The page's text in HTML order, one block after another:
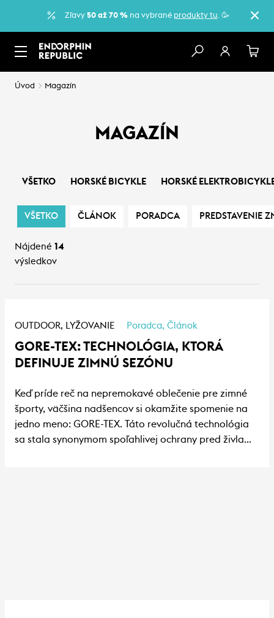
Zľavy 50 až 70 %na vybrané produkty tu. 🥳
Úvod Magazín
MAGAZÍN
VŠETKO HORSKÉ BICYKLE HORSKÉ
VŠETKO ČLÁNOK PORADCA PREDSTAVENIE
Nájdené 14
výsledkov
OUTDOOR, LYŽOVANIE Poradca, Článok
GORE-TEX: TECHNOLÓGIA, KTORÁ
DEFINUJE ZIMNÚ SEZÓNU
Keď príde reč na nepremokavé oblečenie pre zimné
športy, väčšina nadšencov si okamžite spomenie na
jedno meno: GORE-TEX. Táto revolučná technológia
sa stala synonymom spoľahlivej ochrany pred živlami,